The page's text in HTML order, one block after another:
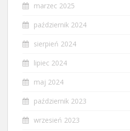
marzec 2025
październik 2024
sierpień 2024
lipiec 2024
maj 2024
październik 2023
wrzesień 2023